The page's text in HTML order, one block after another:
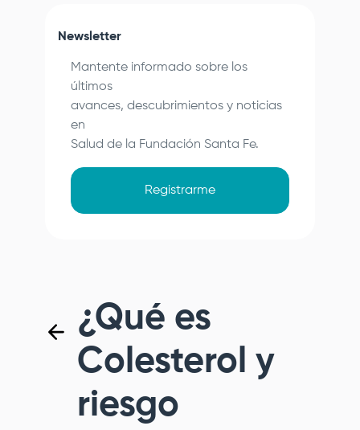
Newsletter
Mantente informado sobre los
últimos
avances, descubrimientos y noticias
en
Salud de la Fundación Santa Fe.
Registrarme
¿Qué es
Colesterol y
riesgo